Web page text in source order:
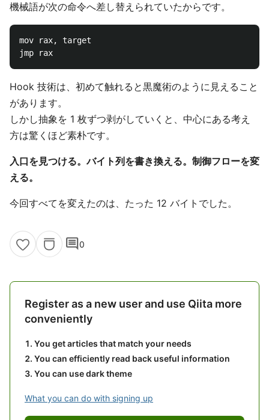
機械語が次の命令へ差し替えられていたからです。
mov rax, target
Hook 技術は、初めて触れると黒魔術のように見えること
があります。
しかし抽象を 1 枚ずつ剥がしていくと、中心にある考え
方は驚くほど素朴です。
入口を見つける。バイト列を書き換える。制御フローを変
える。
今回すべてを変えたのは、たった 12 バイトでした。
comment0
Register as a new user and use Qiita more
conveniently
You get articles that match your needs
You can efficiently read back useful information
You can use dark theme
What you can do with signing up